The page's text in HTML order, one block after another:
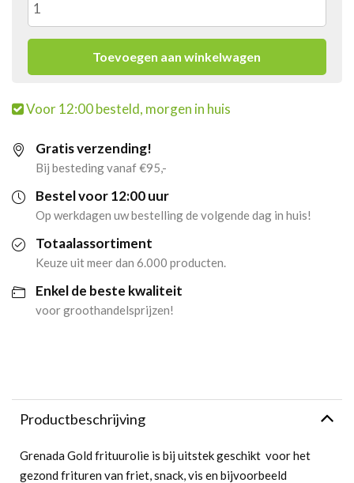
Grenada
Gold
Packzak
(2x
liter)
aantal
Toevoegen aan winkelwagen
Voor 12:00 besteld, morgen in huis
Gratis verzending!
Bij besteding vanaf €95,-
Bestel voor 12:00 uur
Op werkdagen uw bestelling de volgende dag in huis!
Totaalassortiment
Keuze uit meer dan 6.000 producten.
Enkel de beste kwaliteit
voor groothandelsprijzen!
Productbeschrijving
Grenada Gold frituurolie is bij uitstek geschikt voor het
gezond frituren van friet, snack, vis en bijvoorbeeld